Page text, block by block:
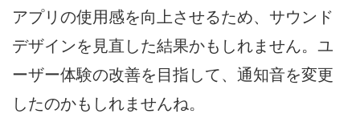
アプリの使用感を向上させるため、サウンド
デザインを見直した結果かもしれません。ユ
ーザー体験の改善を目指して、通知音を変更
したのかもしれませんね。